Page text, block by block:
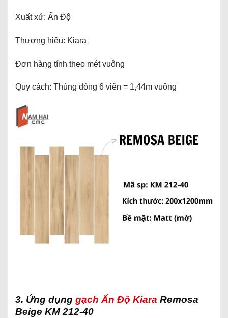
Xuất xứ: Ấn Độ
Thương hiệu: Kiara
Đơn hàng tính theo mét vuông
Quy cách: Thùng đóng 6 viên = 1,44m vuông
3. Ứng dụng gạch Ấn Độ Kiara Remosa
Beige KM 212-40